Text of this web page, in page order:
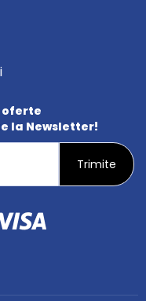
oferte
la Newsletter!